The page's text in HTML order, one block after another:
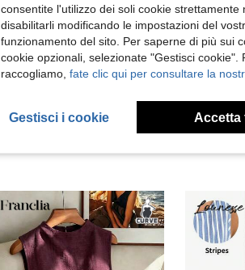
Visualizza Altre Recensioni
consentite l'utilizzo dei soli cookie
disabilitarli modificando le impostazioni del
funzionamento del sito. Per saperne di più sui
cookie opzionali, selezionate "Gestisci
raccogliamo, fate clic qui per consultare la
Gestisci i cookie Accetta